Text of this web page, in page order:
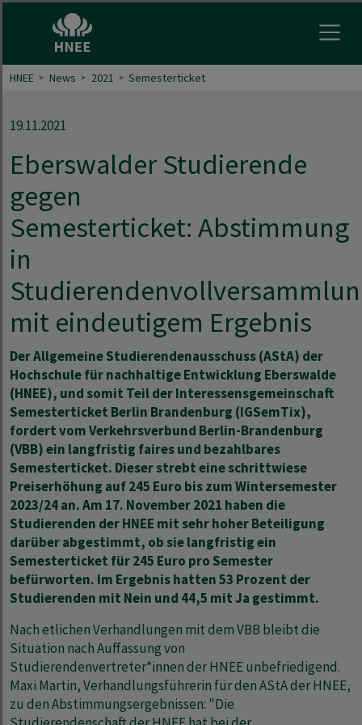
HNEE News 2021 Semesterticket
19.11.2021
Eberswalder Studierende
gegen
Semesterticket: Abstimmung
in
​​​​​​​mit eindeutigem Ergebnis
Der Allgemeine Studierendenausschuss (AStA) der
Hochschule für nachhaltige Entwicklung Eberswalde
(HNEE), und somit Teil der Interessensgemeinschaft
Semesterticket Berlin Brandenburg (IGSemTix),
fordert vom Verkehrsverbund Berlin-Brandenburg
(VBB) ein langfristig faires und bezahlbares
Semesterticket. Dieser strebt eine schrittwiese
Preiserhöhung auf 245 Euro bis zum Wintersemester
2023/24 an. Am 17. November 2021 haben die
Studierenden der HNEE mit sehr hoher Beteiligung
darüber abgestimmt, ob sie langfristig ein
Semesterticket für 245 Euro pro Semester
befürworten. Im Ergebnis hatten 53 Prozent der
Studierenden mit Nein und 44,5 mit Ja gestimmt.
Nach etlichen Verhandlungen mit dem VBB bleibt die
Situation nach Auffassung von
Studierendenvertreter*innen der HNEE unbefriedigend.
Maxi Martin, Verhandlungsführerin für den AStA der HNEE,
zu den Abstimmungsergebnissen: "Die